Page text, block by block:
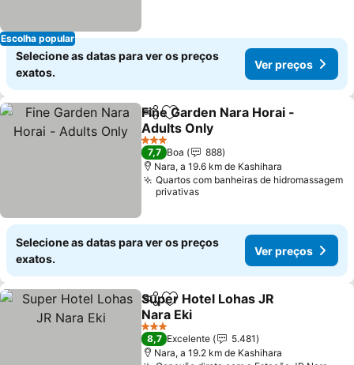
Escolha popular
Selecione as datas para ver os preços
exatos.
Ver preços
PartilharAdicionar aos favoritos
Fine Garden Nara Horai -
Adults Only
3 Estrelas
7,7 Boa
888
Nara, a 19.6 km de Kashihara
Quartos com banheiras de hidromassagem
privativas
Selecione as datas para ver os preços
exatos.
Ver preços
PartilharAdicionar aos favoritos
Super Hotel Lohas JR
Nara Eki
3 Estrelas
8,7 Excelente
5.481
Nara, a 19.2 km de Kashihara